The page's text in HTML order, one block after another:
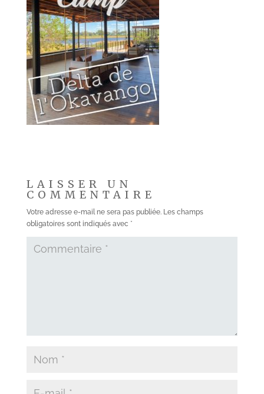
LAISSER UN
COMMENTAIRE
Votre adresse e-mail ne sera pas publiée. Les champs
obligatoires sont indiqués avec *